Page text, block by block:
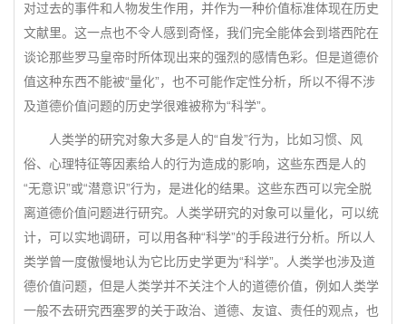
对过去的事件和人物发生作用，并作为一种价值标准体现在历史
文献里。这一点也不令人感到奇怪，我们完全能体会到塔西陀在
谈论那些罗马皇帝时所体现出来的强烈的感情色彩。但是道德价
值这种东西不能被“量化”，也不可能作定性分析，所以不得不涉
及道德价值问题的历史学很难被称为“科学”。
人类学的研究对象大多是人的“自发”行为，比如习惯、风
俗、心理特征等因素给人的行为造成的影响，这些东西是人的
“无意识”或“潜意识”行为，是进化的结果。这些东西可以完全脱
离道德价值问题进行研究。人类学研究的对象可以量化，可以统
计，可以实地调研，可以用各种“科学”的手段进行分析。所以人
类学曾一度傲慢地认为它比历史学更为“科学”。人类学也涉及道
德价值问题，但是人类学并不关注个人的道德价值，例如人类学
一般不去研究西塞罗的关于政治、道德、友谊、责任的观点，也